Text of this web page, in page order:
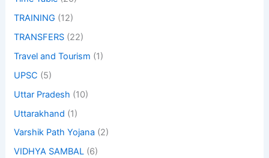
TRAINING (12)
TRANSFERS (22)
Travel and Tourism (1)
UPSC (5)
Uttar Pradesh (10)
Uttarakhand (1)
Varshik Path Yojana (2)
VIDHYA SAMBAL (6)